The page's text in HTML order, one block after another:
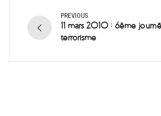
PREVIOUS
11 mars 2010 : 6ème
terrorisme